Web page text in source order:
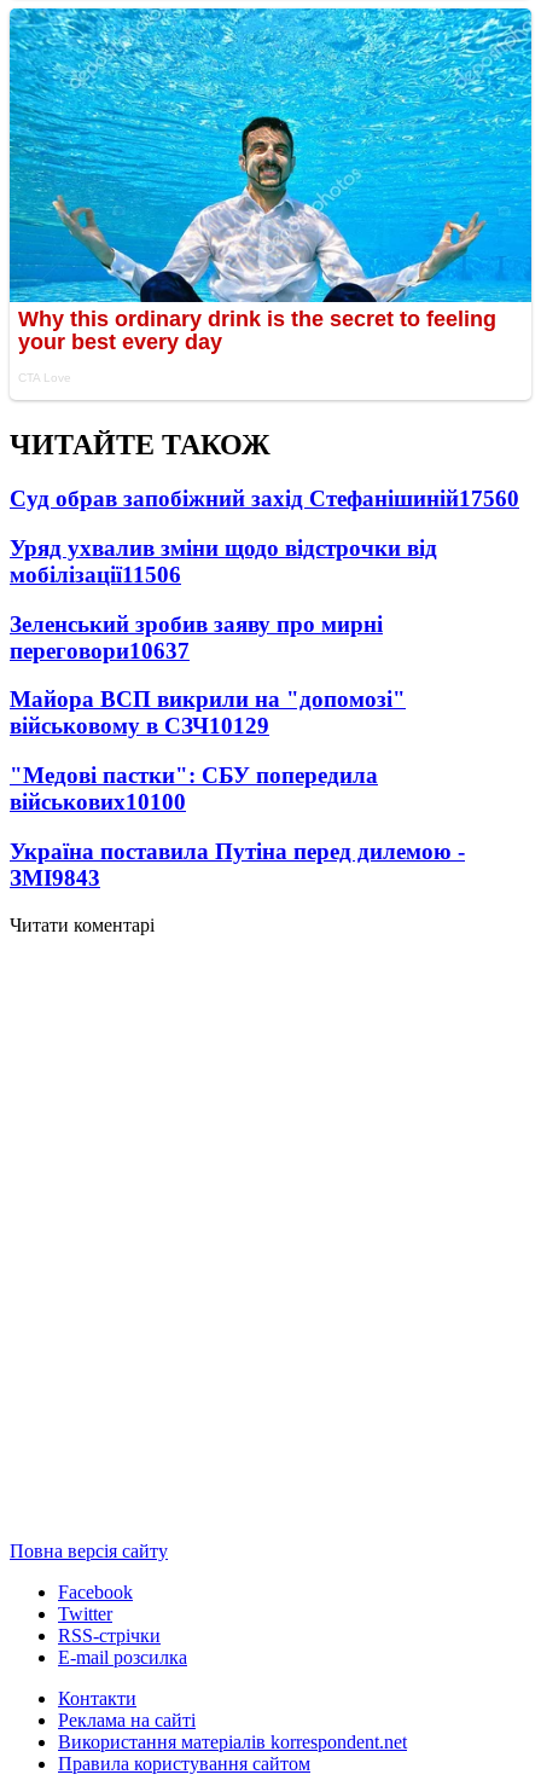
ЧИТАЙТЕ ТАКОЖ
Суд обрав запобіжний захід Стефанішиній17560
Уряд ухвалив зміни щодо відстрочки від
мобілізації11506
Зеленський зробив заяву про мирні
переговори10637
Майора ВСП викрили на "допомозі"
військовому в СЗЧ10129
"Медові пастки": СБУ попередила
військових10100
Україна поставила Путіна перед дилемою -
ЗМІ9843
Читати коментарі
Повна версія сайту
Facebook
Twitter
RSS-стрічки
E-mail розсилка
Контакти
Реклама на сайті
Використання матеріалів korrespondent.net
Правила користування сайтом